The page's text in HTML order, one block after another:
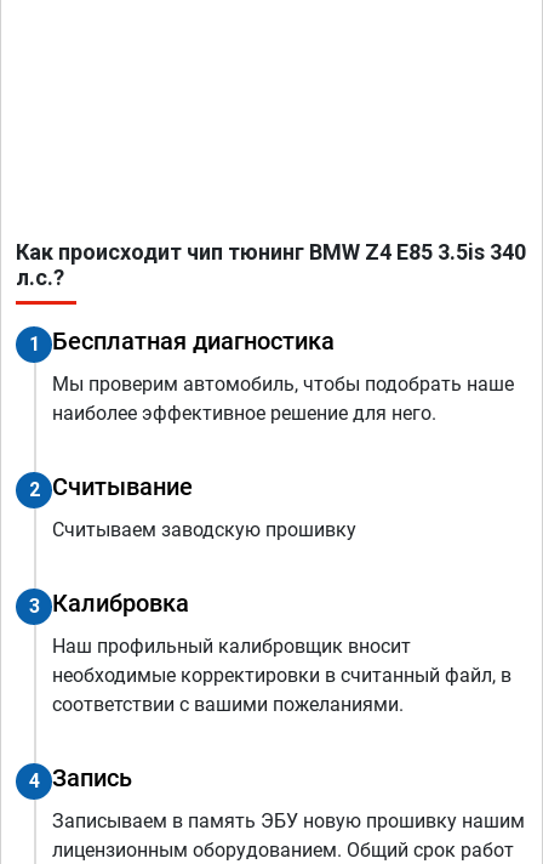
Как происходит чип тюнинг BMW Z4 E85 3.5is 340
л.с.?
1 Бесплатная диагностика
Мы проверим автомобиль, чтобы подобрать наше
наиболее эффективное решение для него.
2 Считывание
Считываем заводскую прошивку
3 Калибровка
Наш профильный калибровщик вносит
необходимые корректировки в считанный файл, в
соответствии с вашими пожеланиями.
4 Запись
Записываем в память ЭБУ новую прошивку нашим
лицензионным оборудованием. Общий срок работ